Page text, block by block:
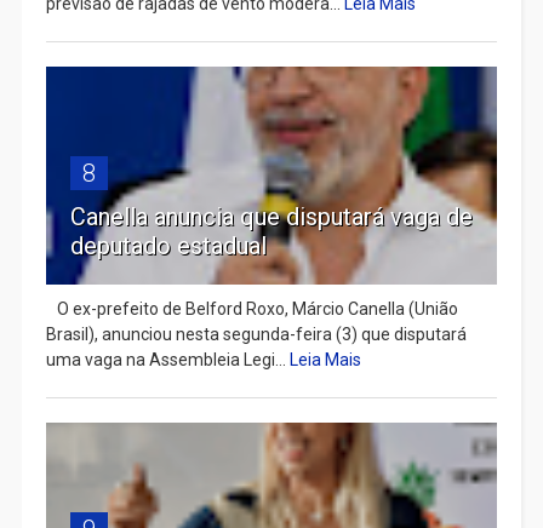
8
Canella anuncia que disputará vaga de
deputado estadual
​ O ex-prefeito de Belford Roxo, Márcio Canella (União
Brasil), anunciou nesta segunda-feira (3) que disputará
uma vaga na Assembleia Legi... Leia Mais